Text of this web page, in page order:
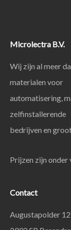
Microlectra B.V.
Wij zijn al meer
materialen voor
automatisering,
zelfinstallerende
bedrijven en
Prijzen zijn
Contact
Augustapolder 12